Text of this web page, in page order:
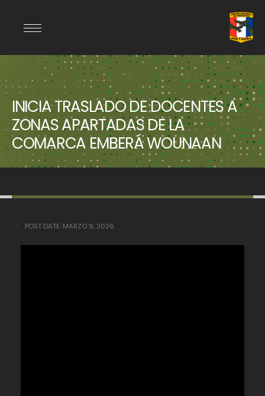
INICIA TRASLADO DE DOCENTES A
ZONAS APARTADAS DE LA
COMARCA EMBERÁ WOUNAAN
POST DATE: MARZO 9, 2026